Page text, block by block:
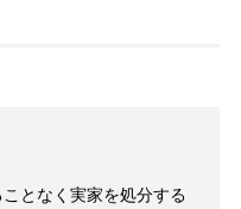
となく実家を処分する